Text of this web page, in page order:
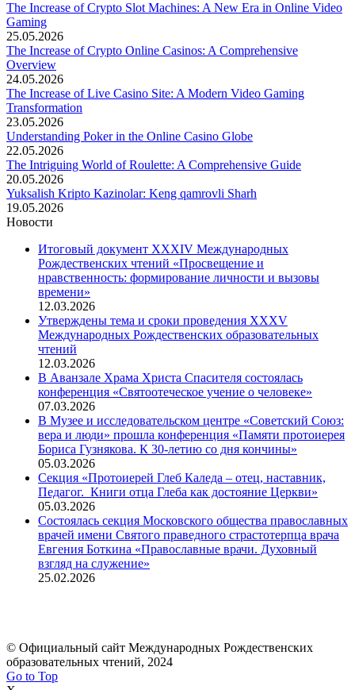
The Increase of Crypto Slot Machines: A New Era in Online Video
Gaming
25.05.2026
The Increase of Crypto Online Casinos: A Comprehensive
Overview
24.05.2026
The Increase of Live Casino Site: A Modern Video Gaming
Transformation
23.05.2026
Understanding Poker in the Online Casino Globe
22.05.2026
The Intriguing World of Roulette: A Comprehensive Guide
20.05.2026
Yuksalish Kripto Kazinolar: Keng qamrovli Sharh
19.05.2026
Новости
Итоговый документ XXХIV Международных
Рождественских чтений «Просвещение и
нравственность: формирование личности и вызовы
времени»
12.03.2026
Утверждены тема и сроки проведения XXXV
Международных Рождественских образовательных
чтений
12.03.2026
В Аванзале Храма Христа Спасителя состоялась
конференция «Святоотеческое учение о человеке»
07.03.2026
В Музее и исследовательском центре «Советский Союз:
вера и люди» прошла конференция «Памяти протоиерея
Бориса Гузнякова. К 30-летию со дня кончины»
05.03.2026
Секция «Протоиерей Глеб Каледа – отец, наставник,
Педагог. Книги отца Глеба как достояние Церкви»
05.03.2026
Состоялась секция Московского общества православных
врачей имени Святого праведного страстотерпца врача
Евгения Боткина «Православные врачи. Духовный
взгляд на служение»
25.02.2026
© Официальный сайт Международных Рождественских
образовательных чтений, 2024
Go to Top